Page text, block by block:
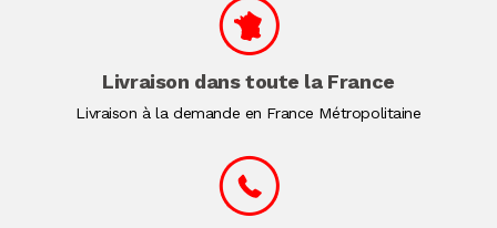
Livraison dans toute la France
Livraison à la demande en France Métropolitaine